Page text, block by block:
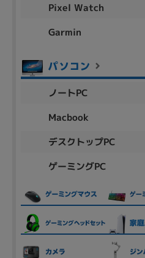
Pixel Watch
Garmin
ノートPC
Macbook
デスクトップPC
ゲーミングPC